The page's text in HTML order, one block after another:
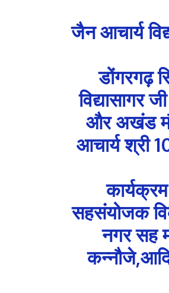
जैन आचार्य
डोंगरगढ़
विद्यासागर
और अखंड
आचार्य श्री
सहसंयोजक
नगर सह